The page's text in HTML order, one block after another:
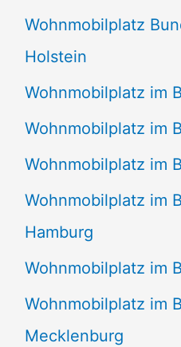
Wohnmobilplatz
Holstein
Wohnmobilplatz im
Wohnmobilplatz im
Wohnmobilplatz im
Wohnmobilplatz im
Hamburg
Wohnmobilplatz im
Wohnmobilplatz im
Mecklenburg